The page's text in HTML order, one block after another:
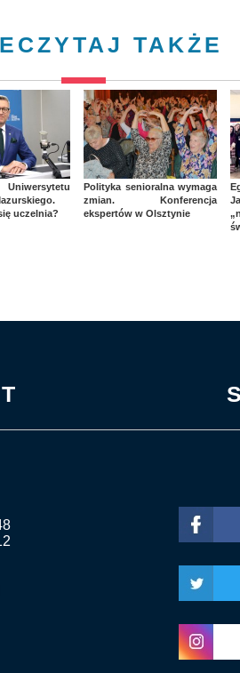
TAKŻE
uczelnia?
Polityka senioralna wymaga
zmian. Konferencja
ekspertów w Olsztynie